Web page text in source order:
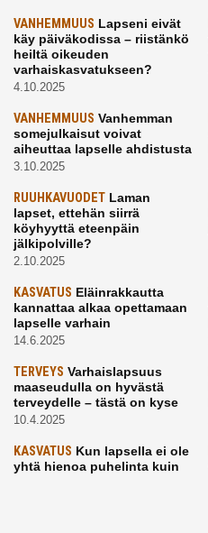
VANHEMMUUS Lapseni eivät
käy päiväkodissa – riistänkö
heiltä oikeuden
varhaiskasvatukseen?
4.10.2025
VANHEMMUUS Vanhemman
somejulkaisut voivat
aiheuttaa lapselle ahdistusta
3.10.2025
RUUHKAVUODET Laman
lapset, ettehän siirrä
köyhyyttä eteenpäin
jälkipolville?
2.10.2025
KASVATUS Eläinrakkautta
kannattaa alkaa opettamaan
lapselle varhain
14.6.2025
TERVEYS Varhaislapsuus
maaseudulla on hyvästä
terveydelle – tästä on kyse
10.4.2025
KASVATUS Kun lapsella ei ole
yhtä hienoa puhelinta kuin